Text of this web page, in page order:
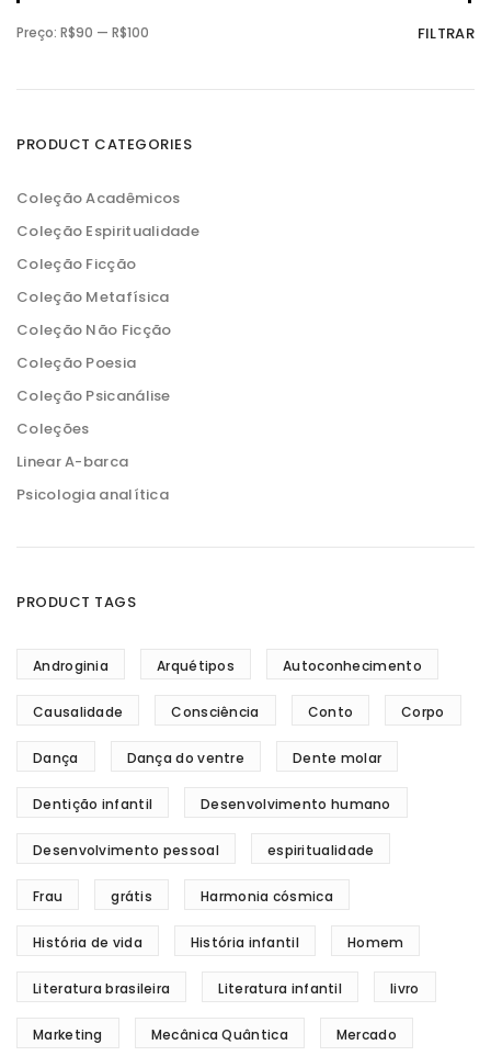
P
o
n
i
P
o
x
i
FILTRAR
Preço: R$90 — R$100
PRODUCT CATEGORIES
Coleção Acadêmicos
Coleção Espiritualidade
Coleção Ficção
Coleção Metafísica
Coleção Não Ficção
Coleção Poesia
Coleção Psicanálise
Coleções
Linear A-barca
Psicologia analítica
PRODUCT TAGS
Androginia Arquétipos Autoconhecimento
Causalidade Consciência Conto Corpo
Dança Dança do ventre Dente molar
Dentição infantil Desenvolvimento humano
Desenvolvimento pessoal espiritualidade
Frau grátis Harmonia cósmica
História de vida História infantil Homem
Literatura brasileira Literatura infantil livro
Marketing Mecânica Quântica Mercado